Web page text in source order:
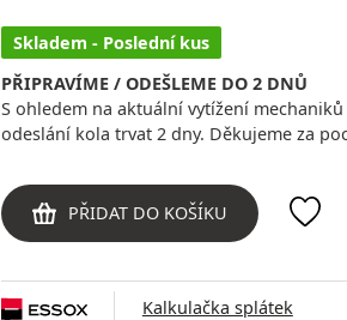
Skladem - Poslední kus
PŘIPRAVÍME / ODEŠLEME DO 2 DNŮ
S ohledem na aktuální vytížení
odeslání kola trvat 2 dny. Děkujeme za
PŘIDAT DO KOŠÍKU
Kalkulačka splátek